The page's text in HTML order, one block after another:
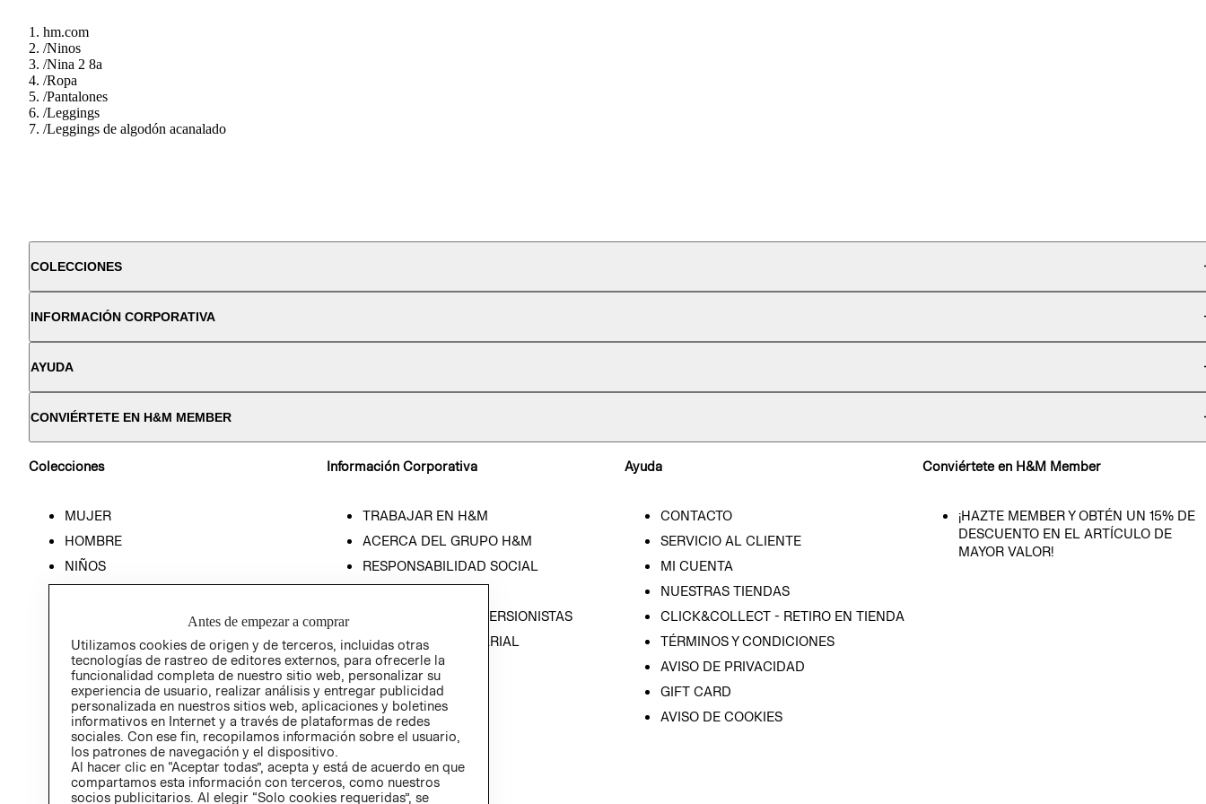
hm.com
/Ninos
/Nina 2 8a
/Ropa
/Pantalones
/Leggings
/Leggings de algodón acanalado
COLECCIONES
INFORMACIÓN CORPORATIVA
AYUDA
CONVIÉRTETE EN H&M MEMBER
Colecciones
MUJER
HOMBRE
NIÑOS
Información Corporativa
TRABAJAR EN H&M
ACERCA DEL GRUPO H&M
RESPONSABILIDAD SOCIAL
RELACIÓN CON INVERSIONISTAS
POLÍTICA EMPRESARIAL
Ayuda
CONTACTO
SERVICIO AL CLIENTE
MI CUENTA
NUESTRAS TIENDAS
CLICK&COLLECT - RETIRO EN TIENDA
TÉRMINOS Y CONDICIONES
AVISO DE PRIVACIDAD
GIFT CARD
AVISO DE COOKIES
Conviértete en H&M Member
¡HAZTE MEMBER Y OBTÉN UN 15% DE
DESCUENTO EN EL ARTÍCULO DE
MAYOR VALOR!
Antes de empezar a comprar
Utilizamos cookies de origen y de terceros, incluidas otras
tecnologías de rastreo de editores externos, para ofrecerle la
funcionalidad completa de nuestro sitio web, personalizar su
experiencia de usuario, realizar análisis y entregar publicidad
personalizada en nuestros sitios web, aplicaciones y boletines
informativos en Internet y a través de plataformas de redes
sociales. Con ese fin, recopilamos información sobre el usuario,
los patrones de navegación y el dispositivo.
Al hacer clic en “Aceptar todas”, acepta y está de acuerdo en que
compartamos esta información con terceros, como nuestros
socios publicitarios. Al elegir “Solo cookies requeridas”, se